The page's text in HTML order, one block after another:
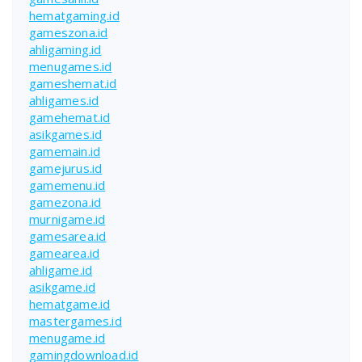
hematgaming.id
gameszona.id
ahligaming.id
menugames.id
gameshemat.id
ahligames.id
gamehemat.id
asikgames.id
gamemain.id
gamejurus.id
gamemenu.id
gamezona.id
murnigame.id
gamesarea.id
gamearea.id
ahligame.id
asikgame.id
hematgame.id
mastergames.id
menugame.id
gamingdownload.id